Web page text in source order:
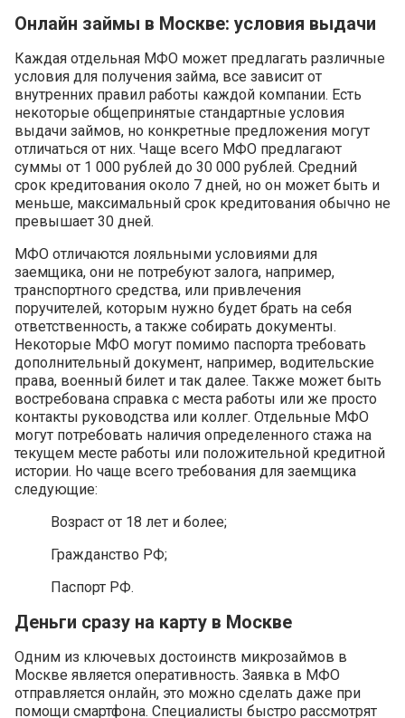
Онлайн займы в Москве: условия выдачи
Каждая отдельная МФО может предлагать различные
условия для получения займа, все зависит от
внутренних правил работы каждой компании. Есть
некоторые общепринятые стандартные условия
выдачи займов, но конкретные предложения могут
отличаться от них. Чаще всего МФО предлагают
суммы от 1 000 рублей до 30 000 рублей. Средний
срок кредитования около 7 дней, но он может быть и
меньше, максимальный срок кредитования обычно не
превышает 30 дней.
МФО отличаются лояльными условиями для
заемщика, они не потребуют залога, например,
транспортного средства, или привлечения
поручителей, которым нужно будет брать на себя
ответственность, а также собирать документы.
Некоторые МФО могут помимо паспорта требовать
дополнительный документ, например, водительские
права, военный билет и так далее. Также может быть
востребована справка с места работы или же просто
контакты руководства или коллег. Отдельные МФО
могут потребовать наличия определенного стажа на
текущем месте работы или положительной кредитной
истории. Но чаще всего требования для заемщика
следующие:
Возраст от 18 лет и более;
Гражданство РФ;
Паспорт РФ.
Деньги сразу на карту в Москве
Одним из ключевых достоинств микрозаймов в
Москве является оперативность. Заявка в МФО
отправляется онлайн, это можно сделать даже при
помощи смартфона. Специалисты быстро рассмотрят